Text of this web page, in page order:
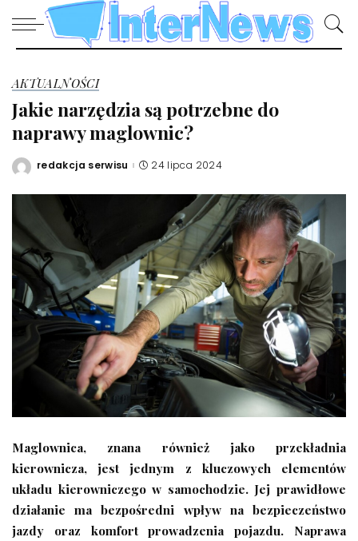
AKTUALNOŚCI
Jakie narzędzia są potrzebne do
naprawy maglownic?
Posted
redakcja serwisu 24 lipca 2024
Maglownica, znana również jako przekładnia
kierownicza, jest jednym z kluczowych elementów
układu kierowniczego w samochodzie. Jej prawidłowe
działanie ma bezpośredni wpływ na bezpieczeństwo
jazdy oraz komfort prowadzenia pojazdu. Naprawa